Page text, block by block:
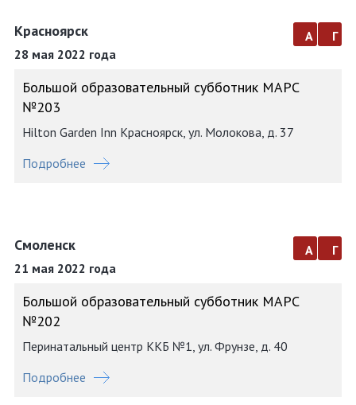
Красноярск
28 мая 2022 года
а г
Большой образовательный субботник МАРС
№203
Hilton Garden Inn Красноярск, ул. Молокова, д. 37
Подробнее
Смоленск
21 мая 2022 года
а г
Большой образовательный субботник МАРС
№202
Перинатальный центр ККБ №1, ул. Фрунзе, д. 40
Подробнее